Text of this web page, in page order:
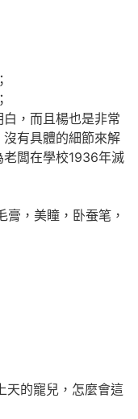
，而且楊也是非常
有具體的細節來解
闆在學校1936年滅
，美瞳，卧蚕笔，
的寵兒，怎麼會這